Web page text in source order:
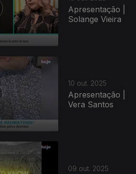
Apresentação |
Solange Vieira
10 out. 2025
Apresentação |
Vera Santos
09 out. 2025